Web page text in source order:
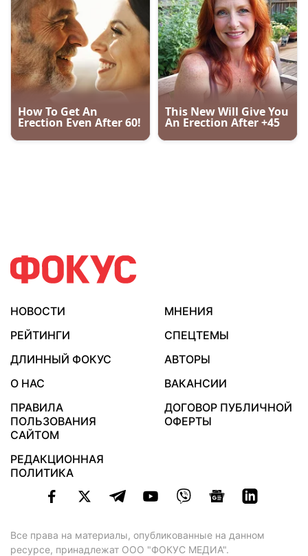
НОВОСТИ
МНЕНИЯ
РЕЙТИНГИ
СПЕЦТЕМЫ
ДЛИННЫЙ ФОКУС
АВТОРЫ
О НАС
ВАКАНСИИ
ПРАВИЛА
ПОЛЬЗОВАНИЯ
САЙТОМ
ДОГОВОР ПУБЛИЧНОЙ
ОФЕРТЫ
РЕДАКЦИОННАЯ
ПОЛИТИКА
Все права на материалы, опубликованные на данном
ресурсе, принадлежат ООО "ФОКУС МЕДИА".